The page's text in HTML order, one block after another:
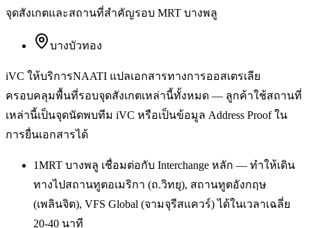
จุดสังเกตและสถานที่สำคัญรอบ MRT บางพลู
บางบัวทอง
iVC ให้บริการNAATI แปลเอกสารทางการออสเตรเลีย
ครอบคลุมพื้นที่รอบจุดสังเกตเหล่านี้ทั้งหมด — ลูกค้าใช้สถานที่
เหล่านี้เป็นจุดนัดพบทีม iVC หรือเป็นข้อมูล Address Proof ใน
การยื่นเอกสารได้
1MRT บางพลู เชื่อมต่อกับ Interchange หลัก — ทำให้เดิน
ทางไปสถานทูตอเมริกา (ถ.วิทยุ), สถานทูตอังกฤษ
(เพลินจิต), VFS Global (จามจุรีสแควร์) ได้ในเวลาเฉลี่ย
20-40 นาที